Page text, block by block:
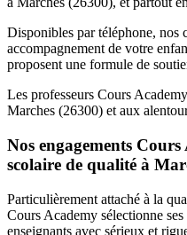
Disponibles par téléphone, nos
accompagnement de votre
proposent une formule de
Les professeurs Cours
Marches (26300) et aux
Nos engagements
scolaire de qualité à
Particulièrement attaché à la
Cours Academy sélectionne
enseignants avec sérieux et